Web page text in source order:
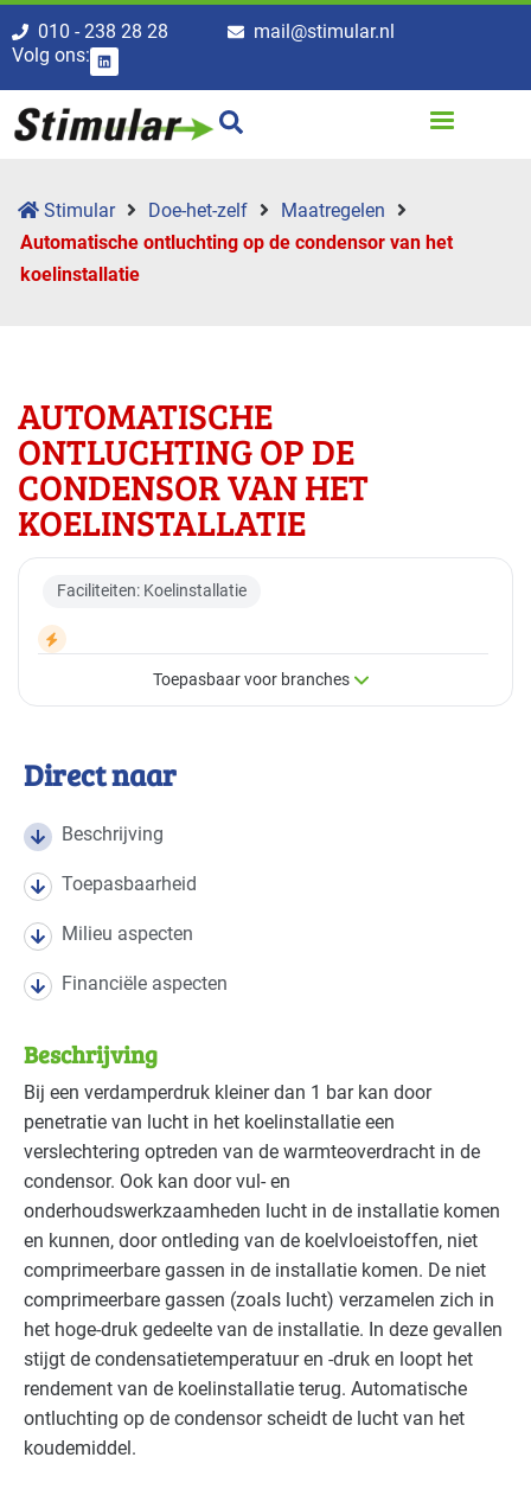
010 - 238 28 28
mail@stimular.nl
Volg ons:
Stimular Doe-het-zelf
Maatregelen
Automatische ontluchting op de condensor van het
koelinstallatie
AUTOMATISCHE
ONTLUCHTING OP DE
CONDENSOR VAN HET
KOELINSTALLATIE
Faciliteiten: Koelinstallatie
Toepasbaar voor branches
Toepasbaar voor branches
branches
Handel en distributie
Voedingsindustrie - brood en banket
Voedingsindustrie - vlees
Voedingsindustrie - zoetwaren Gevorderd
Direct naar
Beschrijving
Toepasbaarheid
Milieu aspecten
Financiële aspecten
Beschrijving
Bij een verdamperdruk kleiner dan 1 bar kan door
penetratie van lucht in het koelinstallatie een
verslechtering optreden van de warmteoverdracht in de
condensor. Ook kan door vul- en
onderhoudswerkzaamheden lucht in de installatie komen
en kunnen, door ontleding van de koelvloeistoffen, niet
comprimeerbare gassen in de installatie komen. De niet
comprimeerbare gassen (zoals lucht) verzamelen zich in
het hoge-druk gedeelte van de installatie. In deze gevallen
stijgt de condensatietemperatuur en -druk en loopt het
rendement van de koelinstallatie terug. Automatische
ontluchting op de condensor scheidt de lucht van het
koudemiddel.